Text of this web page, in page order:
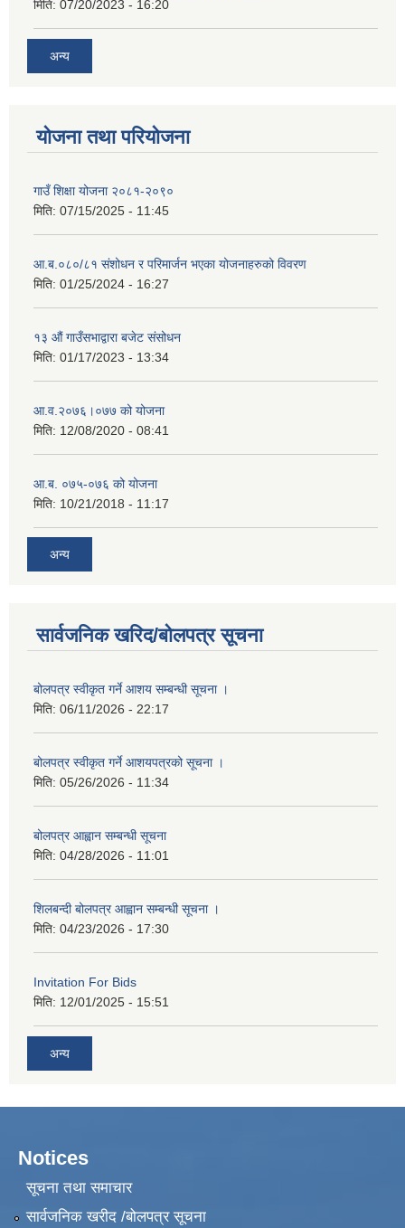
मिति: 07/20/2023 - 16:20
अन्य
योजना तथा परियोजना
गाउँ शिक्षा योजना २०८१-२०९०
मिति: 07/15/2025 - 11:45
आ.ब.०८०/८१ संशोधन र परिमार्जन भएका योजनाहरुको विवरण
मिति: 01/25/2024 - 16:27
१३ औं गाउँसभाद्वारा बजेट संसोधन
मिति: 01/17/2023 - 13:34
आ‍.व.२०७६।०७७ को योजना
मिति: 12/08/2020 - 08:41
आ.ब. ०७५-०७६ को योजना
मिति: 10/21/2018 - 11:17
अन्य
सार्वजनिक खरिद/बोलपत्र सूचना
बोलपत्र स्वीकृत गर्ने आशय सम्बन्धी सूचना ।
मिति: 06/11/2026 - 22:17
बोलपत्र स्वीकृत गर्ने आशयपत्रको सूचना ।
मिति: 05/26/2026 - 11:34
बोलपत्र आह्वान सम्बन्धी सूचना
मिति: 04/28/2026 - 11:01
शिलबन्दी बोलपत्र आह्वान सम्बन्धी सूचना ।
मिति: 04/23/2026 - 17:30
Invitation For Bids
मिति: 12/01/2025 - 15:51
अन्य
Notices
सूचना तथा समाचार
सार्वजनिक खरीद /बोलपत्र सूचना